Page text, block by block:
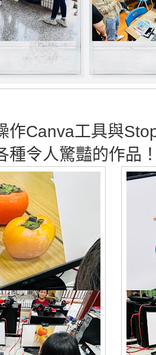
作Canva工具與
種令人驚豔的作品